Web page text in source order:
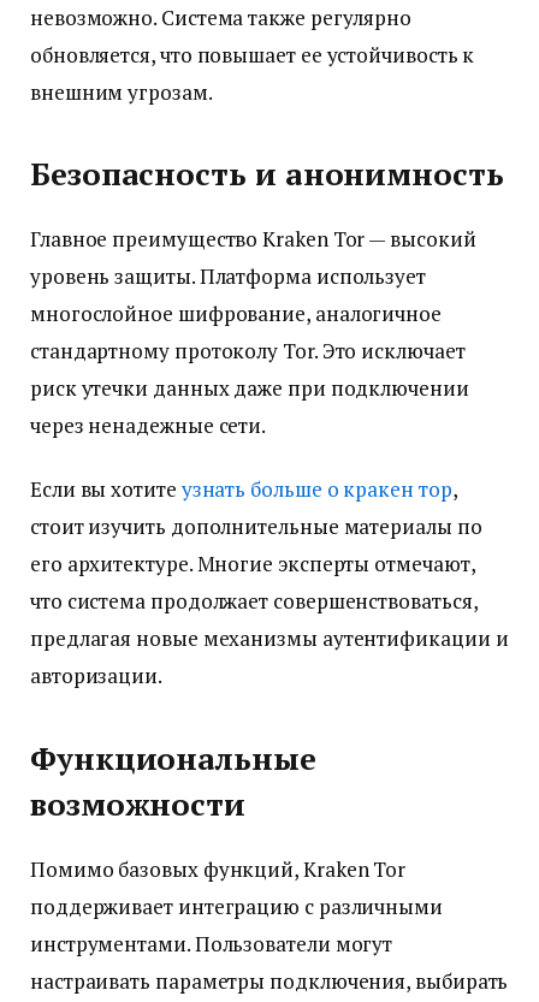
невозможно. Система также регулярно
обновляется, что повышает ее устойчивость к
внешним угрозам.
Безопасность и анонимность
Главное преимущество Kraken Tor — высокий
уровень защиты. Платформа использует
многослойное шифрование, аналогичное
стандартному протоколу Tor. Это исключает
риск утечки данных даже при подключении
через ненадежные сети.
Если вы хотитеузнать больше о кракен тор,
стоит изучить дополнительные материалы по
его архитектуре. Многие эксперты отмечают,
что система продолжает совершенствоваться,
предлагая новые механизмы аутентификации и
авторизации.
Функциональные
возможности
Помимо базовых функций, Kraken Tor
поддерживает интеграцию с различными
инструментами. Пользователи могут
настраивать параметры подключения, выбирать